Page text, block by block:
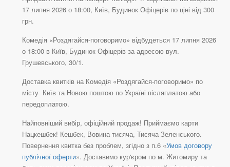
17 липня 2026 о 18:00, Київ, Будинок Офіцерів по ціні від 300
грн.
Комедія «Роздягайся-поговоримо» відбудеться 17 липня 2026
о 18:00 в Київ, Будинок Офіцерів за адресою вул.
Грушевського, 30/1.
Доставка квитків на Комедія «Роздягайся-поговоримо» по
місту Київ та Новою поштою по Україні післяплатою або
передоплатою.
Найповніший вибір, офіційний продаж! Приймаємо карти
Нацкешбек! Кешбек, Вовина тисяча, Тисяча Зеленського.
Повернення квитка без проблем, згідно з п.6 «Умов договору
публічної оферти». Доставимо кур'єром по м. Житомиру та